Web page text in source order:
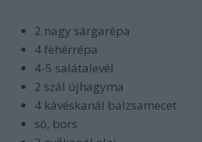
2 nagy sárgarépa
4 fehérrépa
4-5 salátalevél
2 szál újhagyma
4 kávéskanál balzsamecet
só, bors